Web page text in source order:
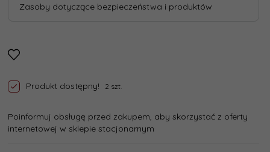
Zasoby dotyczące bezpieczeństwa i produktów
Produkt dostępny! 2 szt.
Poinformuj obsługę przed zakupem, aby skorzystać z oferty
internetowej w sklepie stacjonarnym